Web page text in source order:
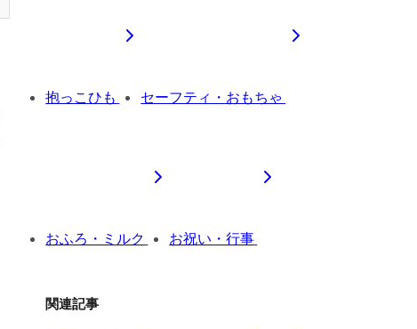
抱っこひも セーフティ・おもちゃ
おふろ・ミルク お祝い・行事
関連記事